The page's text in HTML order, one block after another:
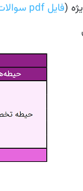
(فایل pdf سوالات